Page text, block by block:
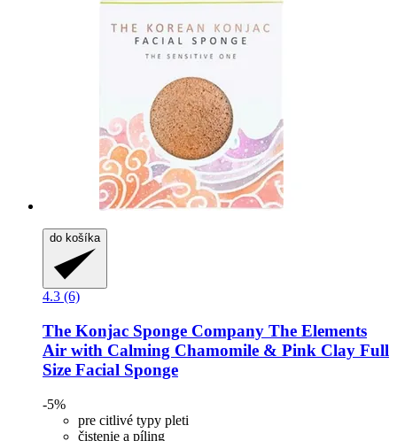
do košíka
4.3 (6)
The Konjac Sponge Company The Elements
Air with Calming Chamomile & Pink Clay Full
Size Facial Sponge
-5%
pre citlivé typy pleti
čistenie a píling